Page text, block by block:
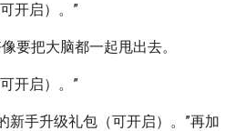
开启）。”
要把大脑都一起甩出去。
开启）。”
新手升级礼包（可开启）。”再加